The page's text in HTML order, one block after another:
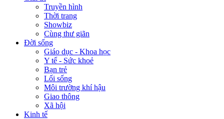
Truyền hình
Thời trang
Showbiz
Cùng thư giãn
Đời sống
Giáo dục - Khoa học
Y tế - Sức khoẻ
Bạn trẻ
Lối sống
Môi trường khí hậu
Giao thông
Xã hội
Kinh tế